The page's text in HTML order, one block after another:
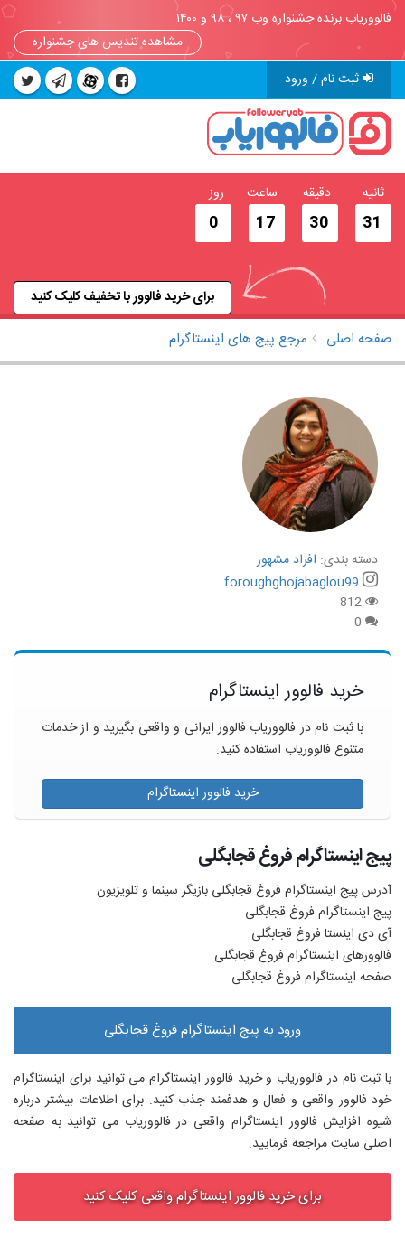
فالووریاب برنده جشنواره وب ۹۷ ، ۹۸ و ۱۴۰۰
مشاهده تندیس های جشنواره
ثبت نام / ورود
30
ثانیه
30
دقیقه
17
ساعت
0
روز
برای خرید فالوور با تخفیف کلیک کنید
صفحه اصلی مرجع پیج های اینستاگرام
دسته بندی: افراد مشهور
foroughghojabaglou99
خرید فالوور اینستاگرام
با ثبت نام در فالووریاب فالوور ایرانی و واقعی بگیرید و از خدمات
متنوع فالووریاب استفاده کنید.
خرید فالوور اینستاگرام
پیج اینستاگرام فروغ قجابگلی
آدرس پیج اینستاگرام فروغ قجابگلی بازیگر سینما و تلویزیون
پیج اینستاگرام فروغ قجابگلی
آی دی اینستا فروغ قجابگلی
فالوورهای اینستاگرام فروغ قجابگلی
صفحه اینستاگرام فروغ قجابگلی
ورود به پیج اینستاگرام فروغ قجابگلی
با ثبت نام در فالووریاب و خرید فالوور اینستاگرام می توانید برای اینستاگرام
خود فالوور واقعی و فعال و هدفمند جذب کنید. برای اطلاعات بیشتر درباره
شیوه افزایش فالوور اینستاگرام واقعی در فالووریاب می توانید به صفحه
اصلی سایت مراجعه فرمایید.
برای خرید فالوور اینستاگرام واقعی کلیک کنید